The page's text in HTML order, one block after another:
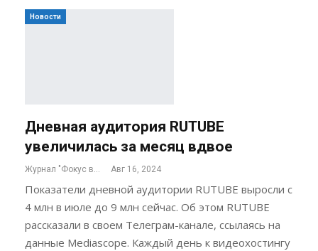
Новости
Дневная аудитория RUTUBE
увеличилась за месяц вдвое
Журнал "Фокус внимания" Авг 16, 2024
Показатели дневной аудитории RUTUBE выросли с
4 млн в июле до 9 млн сейчас. Об этом RUTUBE
рассказали в своем Телеграм-канале, ссылаясь на
данные Mediascope. Каждый день к видеохостингу